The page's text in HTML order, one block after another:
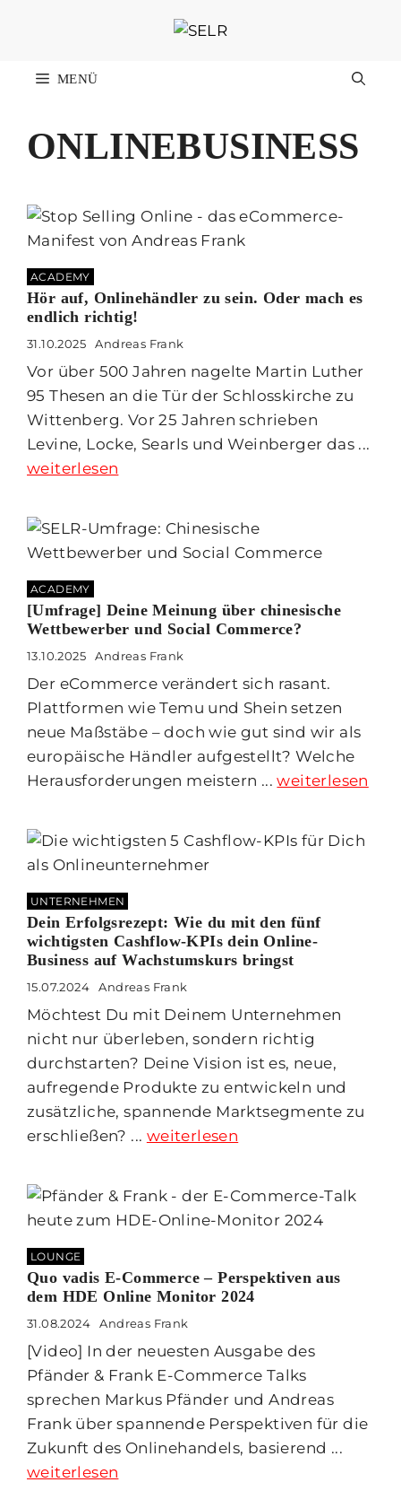
MENÜ
ONLINEBUSINESS
ACADEMY
Hör auf, Onlinehändler zu sein. Oder mach es
endlich richtig!
31.10.2025 Andreas Frank
Vor über 500 Jahren nagelte Martin Luther
95 Thesen an die Tür der Schlosskirche zu
Wittenberg. Vor 25 Jahren schrieben
Levine, Locke, Searls und Weinberger das ...
weiterlesen
ACADEMY
[Umfrage] Deine Meinung über chinesische
Wettbewerber und Social Commerce?
13.10.2025 Andreas Frank
Der eCommerce verändert sich rasant.
Plattformen wie Temu und Shein setzen
neue Maßstäbe – doch wie gut sind wir als
europäische Händler aufgestellt? Welche
Herausforderungen meistern ...weiterlesen
UNTERNEHMEN
Dein Erfolgsrezept: Wie du mit den fünf
wichtigsten Cashflow-KPIs dein Online-
Business auf Wachstumskurs bringst
15.07.2024 Andreas Frank
Möchtest Du mit Deinem Unternehmen
nicht nur überleben, sondern richtig
durchstarten? Deine Vision ist es, neue,
aufregende Produkte zu entwickeln und
zusätzliche, spannende Marktsegmente zu
erschließen? ... weiterlesen
LOUNGE
Quo vadis E-Commerce – Perspektiven aus
dem HDE Online Monitor 2024
31.08.2024 Andreas Frank
[Video] In der neuesten Ausgabe des
Pfänder & Frank E-Commerce Talks
sprechen Markus Pfänder und Andreas
Frank über spannende Perspektiven für die
Zukunft des Onlinehandels, basierend ...
weiterlesen